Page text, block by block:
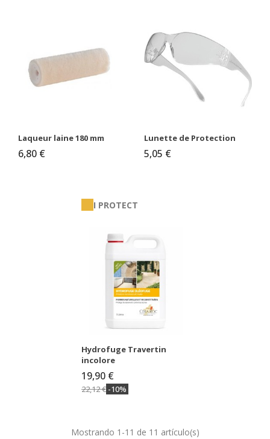
Laqueur laine 180 mm
6,80 €
Lunette de Protection
5,05 €
I PROTECT
Hydrofuge Travertin
incolore
22,12 € -10%
19,90 €
Mostrando 1-11 de 11 artículo(s)